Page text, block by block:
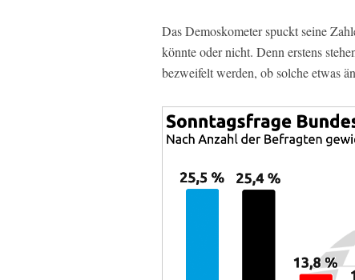
Das Demoskometer spuckt seine
könnte oder nicht. Denn erstens
bezweifelt werden, ob solche etwas